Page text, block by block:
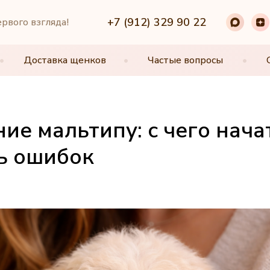
взгляда! +7 (912) 329 90 22
Доставка щенков Частые вопросы
• • •
+7 (912) 329 90 22
Доставка щенков Частые вопросы
• • •
мальтипу: с чего
ошибок